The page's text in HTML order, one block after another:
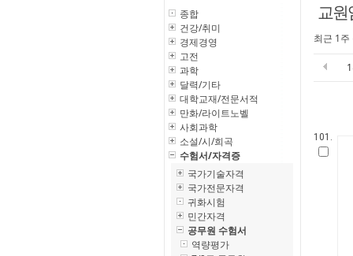
종합
건강/취미
경제경영
고전
과학
달력/기타
대학교재/전문서적
만화/라이트노벨
사회과학
소설/시/희곡
수험서/자격증
국가기술자격
국가전문자격
귀화시험
민간자격
공무원 수험서
역량평가
교원
최근 1
101.